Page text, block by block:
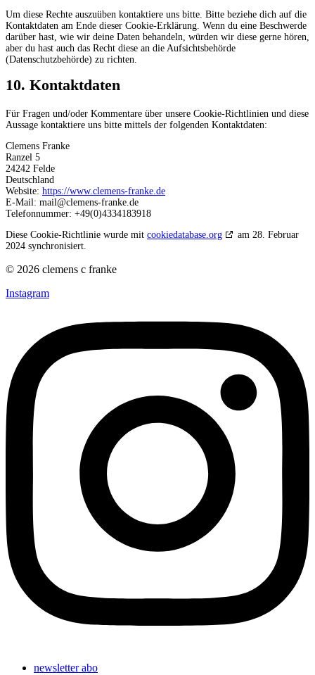
Um diese Rechte auszuüben kontaktiere uns bitte. Bitte beziehe dich auf die
Kontaktdaten am Ende dieser Cookie-Erklärung. Wenn du eine Beschwerde
darüber hast, wie wir deine Daten behandeln, würden wir diese gerne hören,
aber du hast auch das Recht diese an die Aufsichtsbehörde
(Datenschutzbehörde) zu richten.
10. Kontaktdaten
Für Fragen und/oder Kommentare über unsere Cookie-Richtlinien und diese
Aussage kontaktiere uns bitte mittels der folgenden Kontaktdaten:
Clemens Franke
Ranzel 5
24242 Felde
Deutschland
Website: https://www.clemens-franke.de
E-Mail: mail@clemens-franke.de
Telefonnummer: +49(0)4334183918
Diese Cookie-Richtlinie wurde mit cookiedatabase.org
am 28. Februar
2024 synchronisiert.
© 2026 clemens c franke
Instagram
newsletter abo